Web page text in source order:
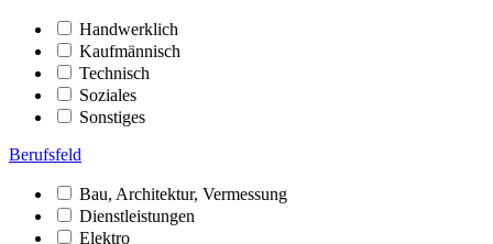
Handwerklich
Kaufmännisch
Technisch
Soziales
Sonstiges
Berufsfeld
Bau, Architektur, Vermessung
Dienstleistungen
Elektro